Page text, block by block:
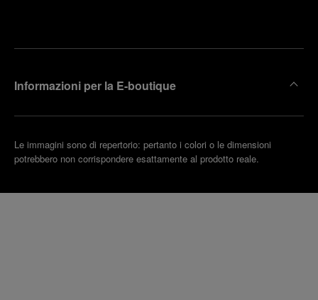
Informazioni per la E-boutique
Le immagini sono di repertorio: pertanto i colori o le dimensioni
potrebbero non corrispondere esattamente al prodotto reale.